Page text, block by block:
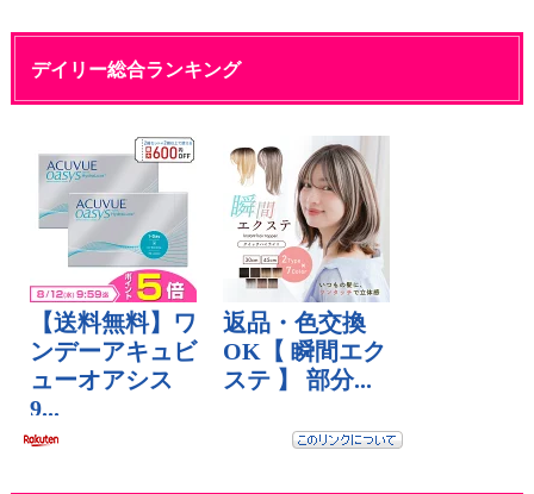
デイリー総合ランキング